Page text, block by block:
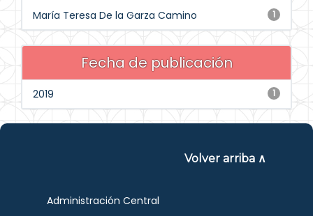
1
María Teresa De la Garza Camino
Fecha de publicación
1
2019
Volver arriba ∧
Administración Central